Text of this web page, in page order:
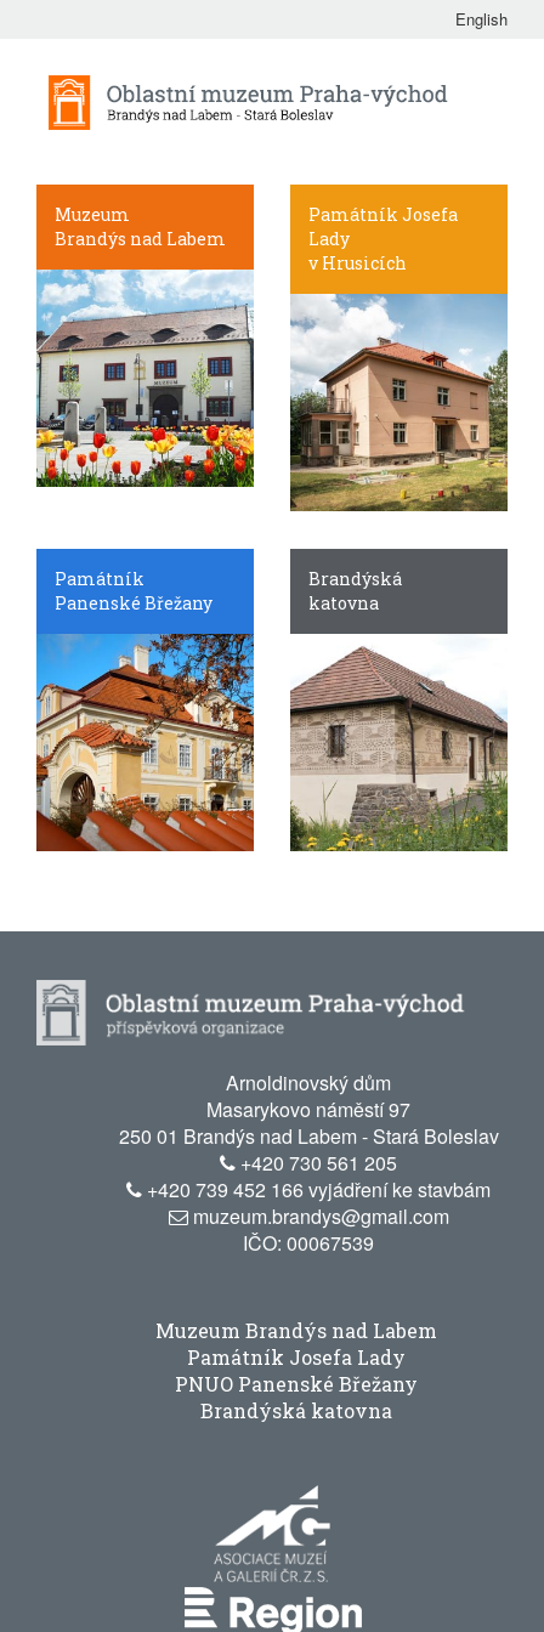
English
Muzeum
Brandýs nad Labem
Památník Josefa
Lady
v Hrusicích
Památník
Panenské Břežany
Brandýská
katovna
Arnoldinovský dům
Masarykovo náměstí 97
250 01 Brandýs nad Labem - Stará Boleslav
+420 730 561 205
+420 739 452 166 vyjádření ke stavbám
muzeum.brandys@gmail.com
IČO: 00067539
Muzeum Brandýs nad Labem
Památník Josefa Lady
PNUO Panenské Břežany
Brandýská katovna